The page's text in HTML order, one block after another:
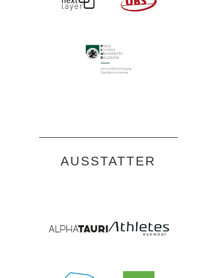
AUSSTATTER